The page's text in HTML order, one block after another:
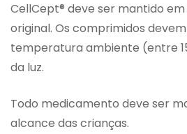
CellCept® deve ser mantido
original. Os comprimidos
temperatura ambiente (entre
da luz.
Todo medicamento deve ser
alcance das crianças.